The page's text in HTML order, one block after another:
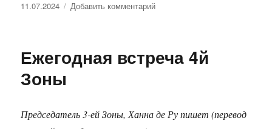
Опубликовано
11.07.2024 Добавить комментарийк
Ежегодная встреча 4й
Зоны
Председатель 3-ей Зоны, Ханна де Ру пишет (перевод